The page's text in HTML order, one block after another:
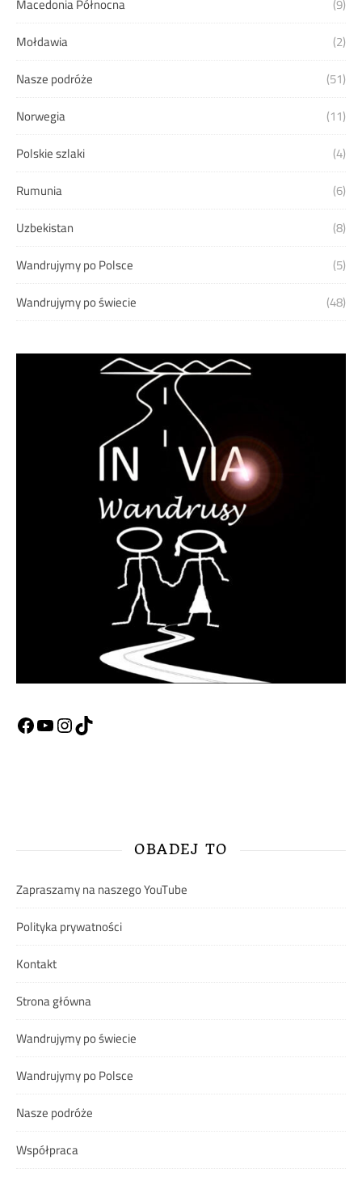
Mołdawia
(2)
Nasze podróże
(51)
Norwegia
(11)
Polskie szlaki
(4)
Rumunia
(6)
Uzbekistan
(8)
Wandrujymy po Polsce
(5)
Wandrujymy po świecie
(48)
Facebook
YouTube
Instagram
OBADEJ TO
Zapraszamy na naszego YouTube
Polityka prywatności
Kontakt
Strona główna
Wandrujymy po świecie
Wandrujymy po Polsce
Nasze podróże
Współpraca